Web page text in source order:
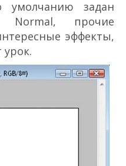
умолчанию задан
Normal, прочие
эффекты,
урок.